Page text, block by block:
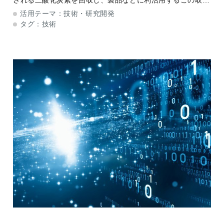
組みは、脱炭素社会の実現に向けて期待の集まる新たなモデ
ルです。しかし、事業化にはさまざまな
活用テーマ：技術・研究開発
タグ： 技術